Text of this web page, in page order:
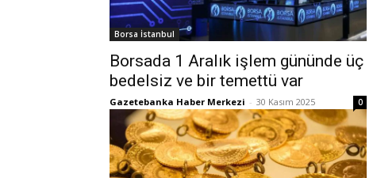
Borsa İstanbul
Borsada 1 Aralık işlem gününde üç
bedelsiz ve bir temettü var
Gazetebanka Haber Merkezi - 30 Kasım 2025 0